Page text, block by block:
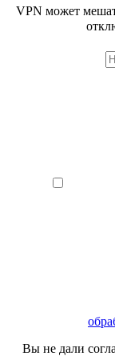
VPN может
Вы не дали